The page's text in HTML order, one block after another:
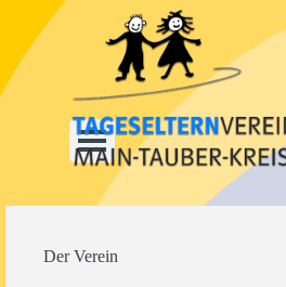
Direkt zum Seiteninhalt
Menü überspringen
Der Verein